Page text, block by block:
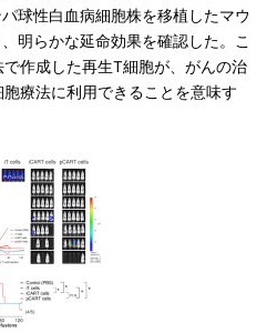
球性白血病細胞株を移植したマウ
明らかな延命効果を確認した。こ
作成した再生T細胞が、がんの治
療法に利用できることを意味す